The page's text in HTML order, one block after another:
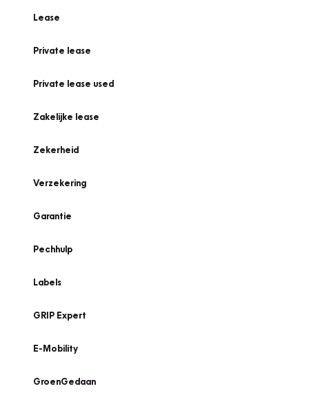
Lease
Private lease
Private lease used
Zakelijke lease
Zekerheid
Verzekering
Garantie
Pechhulp
Labels
GRIP Expert
E-Mobility
GroenGedaan